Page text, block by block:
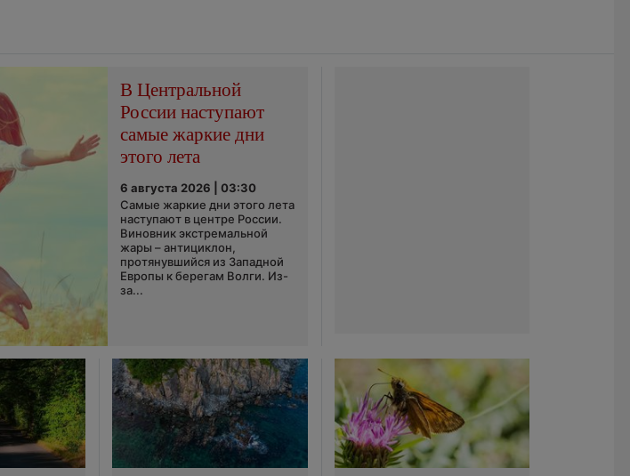
В Центральной
России наступают
самые жаркие дни
этого лета
6 августа 2026 | 03:30
Самые жаркие дни этого лета
наступают в центре России.
Виновник экстремальной
жары – антициклон,
протянувшийся из Западной
Европы к берегам Волги. Из-
за...